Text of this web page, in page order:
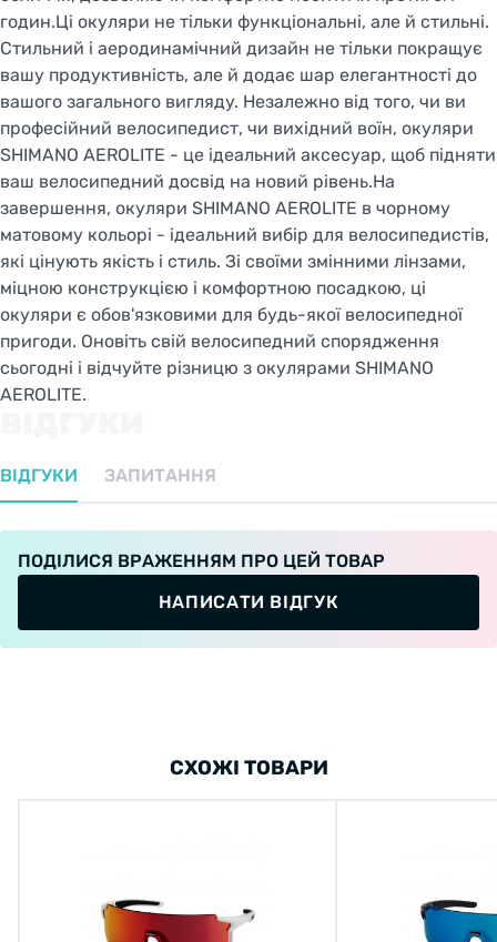
годин.Ці окуляри не тільки функціональні, але й стильні.
Стильний і аеродинамічний дизайн не тільки покращує
вашу продуктивність, але й додає шар елегантності до
вашого загального вигляду. Незалежно від того, чи ви
професійний велосипедист, чи вихідний воїн, окуляри
SHIMANO AEROLITE - це ідеальний аксесуар, щоб підняти
ваш велосипедний досвід на новий рівень.На
завершення, окуляри SHIMANO AEROLITE в чорному
матовому кольорі - ідеальний вибір для велосипедистів,
які цінують якість і стиль. Зі своїми змінними лінзами,
міцною конструкцією і комфортною посадкою, ці
окуляри є обов'язковими для будь-якої велосипедної
пригоди. Оновіть свій велосипедний спорядження
сьогодні і відчуйте різницю з окулярами SHIMANO
AEROLITE.
ВІДГУКИ ЗАПИТАННЯ
ПОДІЛИСЯ ВРАЖЕННЯМ ПРО ЦЕЙ ТОВАР
НАПИСАТИ ВІДГУК
СХОЖІ ТОВАРИ